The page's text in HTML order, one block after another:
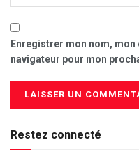
Enregistrer mon nom,
navigateur pour mon
Restez connecté